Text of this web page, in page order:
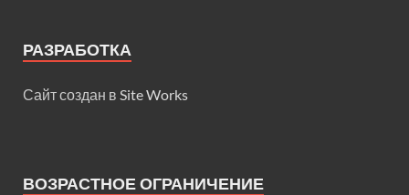
РАЗРАБОТКА
Сайт создан в Site Works
ВОЗРАСТНОЕ ОГРАНИЧЕНИЕ